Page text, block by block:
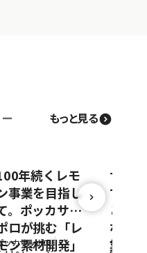
もっと見る
年続くレモ
事業を目指し
。ポッカサッ
ロが挑む「レ
ン素材開発」
ッカサッポロ
サッ
でき
と外
なぐ
業
サッポロ